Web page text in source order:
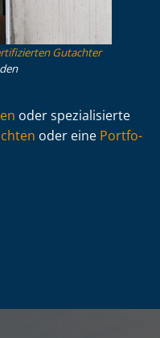
Gutachter
oder spezialisierte
oder eine Port­fo­